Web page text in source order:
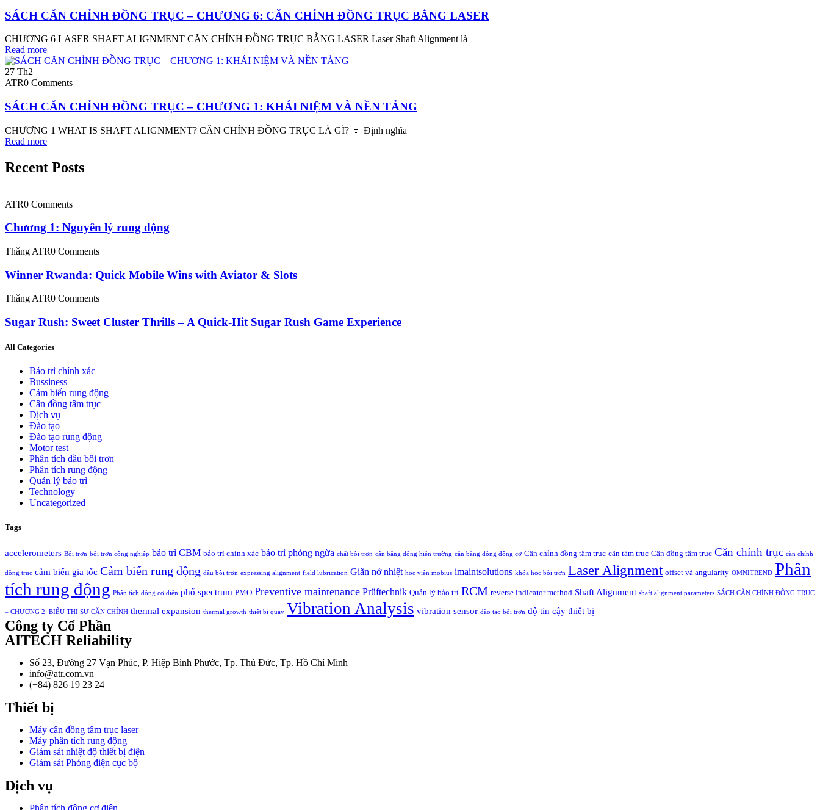
SÁCH CĂN CHỈNH ĐỒNG TRỤC – CHƯƠNG 6: CĂN CHỈNH ĐỒNG TRỤC BẰNG LASER
CHƯƠNG 6 LASER SHAFT ALIGNMENT CĂN CHỈNH ĐỒNG TRỤC BẰNG LASER Laser Shaft Alignment là
Read more
27 Th2
ATR0 Comments
SÁCH CĂN CHỈNH ĐỒNG TRỤC – CHƯƠNG 1: KHÁI NIỆM VÀ NỀN TẢNG
CHƯƠNG 1 WHAT IS SHAFT ALIGNMENT? CĂN CHỈNH ĐỒNG TRỤC LÀ GÌ? 🔹 Định nghĩa
Read more
Recent Posts
ATR0 Comments
Chương 1: Nguyên lý rung động
Thắng ATR0 Comments
Winner Rwanda: Quick Mobile Wins with Aviator & Slots
Thắng ATR0 Comments
Sugar Rush: Sweet Cluster Thrills – A Quick‑Hit Sugar Rush Game Experience
All Categories
Bảo trì chính xác
Bussiness
Cảm biến rung động
Cân đồng tâm trục
Dịch vụ
Đào tạo
Đào tạo rung động
Motor test
Phân tích dầu bôi trơn
Phân tích rung động
Quản lý bảo trì
Technology
Uncategorized
Tags
accelerometers Bôi trơn bôi trơn công nghiệp bảo trì CBM bảo trì chính xác bảo trì phòng ngừa chất bôi trơn cân bằng động hiện trường cân bằng động động cơ Cân chỉnh đồng tâm trục cân tâm trục Cân đồng tâm trục Căn chỉnh trục căn chỉnh
đồng trục cảm biến gia tốc Cảm biến rung động dầu bôi trơn expressing alignment field lubrication Giãn nở nhiệt học viện mobius imaintsolutions khóa học bôi trơn Laser Alignment offset và angularity OMNITREND Phân
tích rung động Phân tích động cơ điện phổ spectrum PMO Preventive maintenance Prüftechnik Quản lý bảo trì RCM reverse indicator method Shaft Alignment shaft alignment parameters SÁCH CĂN CHỈNH ĐỒNG TRỤC
– CHƯƠNG 2: BIỂU THỊ SỰ CĂN CHỈNH thermal expansion thermal growth thiết bị quay Vibration Analysis vibration sensor đào tạo bôi trơn độ tin cậy thiết bị
Công ty Cổ Phần
AITECH Reliability
Số 23, Đường 27 Vạn Phúc, P. Hiệp Bình Phước, Tp. Thủ Đức, Tp. Hồ Chí Minh
info@atr.com.vn
(+84) 826 19 23 24
Thiết bị
Máy cân đồng tâm trục laser
Máy phân tích rung động
Giám sát nhiệt độ thiết bị điện
Giám sát Phóng điện cục bộ
Dịch vụ
Phân tích động cơ điện